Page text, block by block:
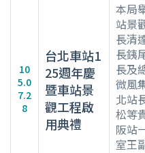
10
5.0
7.2
8
台北車站1
25週年慶
暨車站景
觀工程啟
用典禮
本局
站景
長清
長銕
長及
微風
北站
松等
阪站
室王